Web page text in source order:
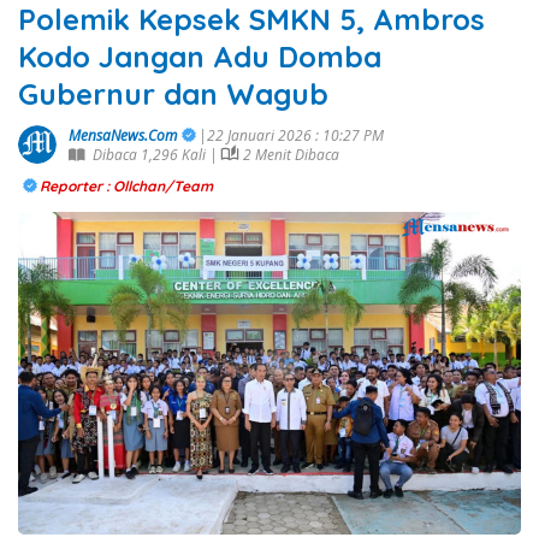
Polemik Kepsek SMKN 5, Ambros
Kodo Jangan Adu Domba
Gubernur dan Wagub
MensaNews.Com
|22 Januari 2026 : 10:27 PM
Dibaca 1,296 Kali |
2 Menit Dibaca
Reporter : Ollchan/team